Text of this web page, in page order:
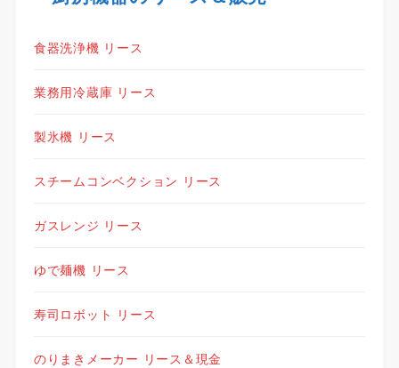
食器洗浄機 リース
業務用冷蔵庫 リース
製氷機 リース
スチームコンベクション リース
ガスレンジ リース
ゆで麺機 リース
寿司ロボット リース
のりまきメーカー リース＆現金